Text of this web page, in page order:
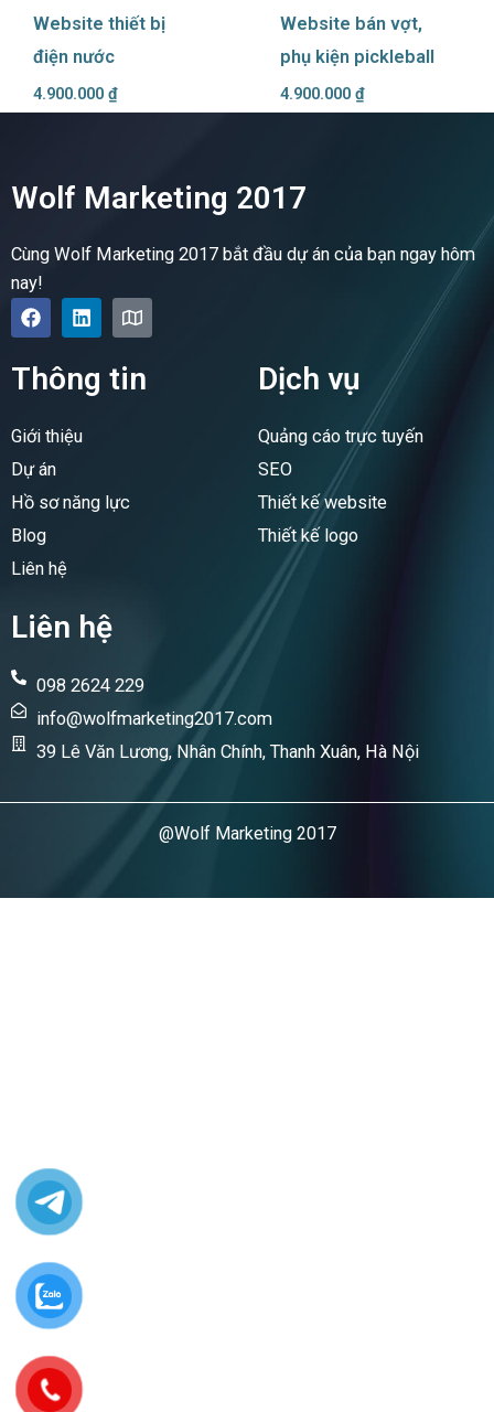
Website thiết bị
điện nước
4.900.000 ₫
Website bán vợt,
phụ kiện pickleball
4.900.000 ₫
Wolf Marketing 2017
Cùng Wolf Marketing 2017 bắt đầu dự án của bạn ngay hôm
nay!
F
a
c
e
b
o
k
L
i
n
e
n
M
a
p
Thông tin
Giới thiệu
Dự án
Hồ sơ năng lực
Blog
Liên hệ
Dịch vụ
Quảng cáo trực tuyến
SEO
Thiết kế website
Thiết kế logo
Liên hệ
098 2624 229
info@wolfmarketing2017.com
39 Lê Văn Lương, Nhân Chính, Thanh Xuân, Hà Nội
@Wolf Marketing 2017